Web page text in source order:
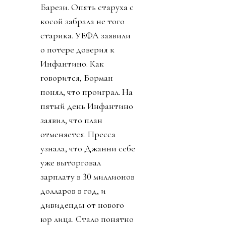
Барези. Опять старуха с
косой забрала не того
старика. УЕФА заявили
о потере доверия к
Инфантино. Как
говорится, Борман
понял, что проиграл. На
пятый день Инфантино
заявил, что план
отменяется. Пресса
узнала, что Джанни себе
уже выторговал
зарплату в 30 миллионов
долларов в год, и
дивиденды от нового
юр лица. Стало понятно